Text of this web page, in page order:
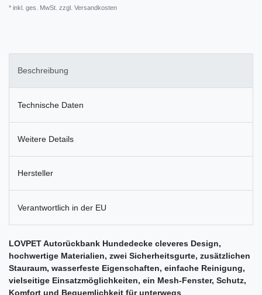
* inkl. ges. MwSt. zzgl. Versandkosten
Beschreibung
Technische Daten
Weitere Details
Hersteller
Verantwortlich in der EU
LOVPET Autorückbank Hundedecke cleveres Design,
hochwertige Materialien, zwei Sicherheitsgurte, zusätzlichen
Stauraum, wasserfeste Eigenschaften, einfache Reinigung,
vielseitige Einsatzmöglichkeiten, ein Mesh-Fenster, Schutz,
Komfort und Bequemlichkeit für unterwegs